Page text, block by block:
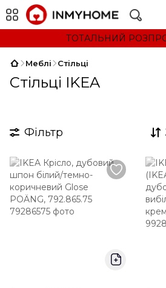
ТОТАЛЬНИЙ
Меблі Стільці
Стільці IKEA
Фільтр